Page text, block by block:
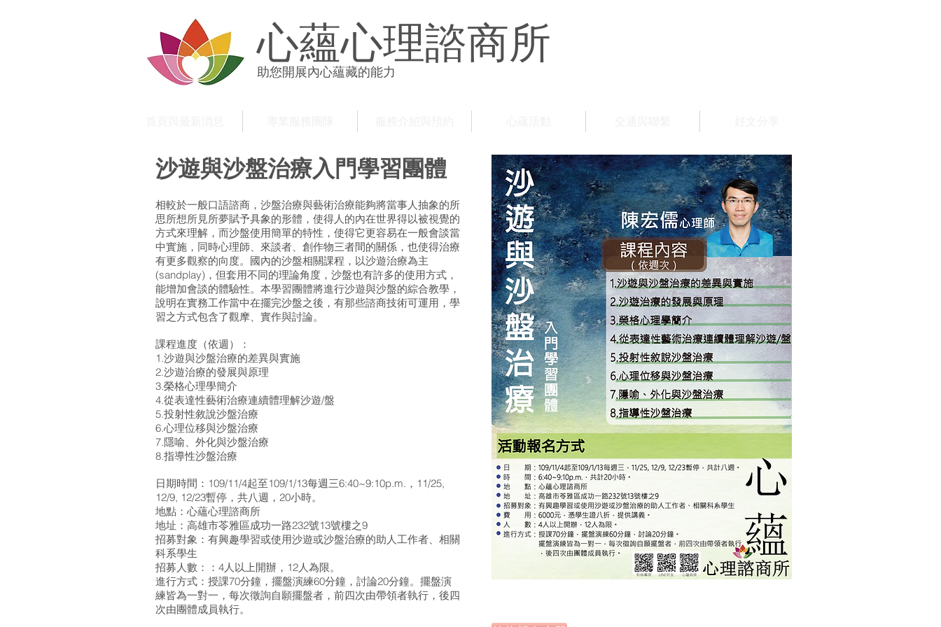
心蘊心理諮商所
助您開展內心蘊藏的能力
沙遊與沙盤治療入門學習團體
相較於一般口語諮商，沙盤治療與藝術治療能夠將當事人抽象的所
思所想所見所夢賦予具象的形體，使得人的內在世界得以被視覺的
方式來理解，而沙盤使用簡單的特性，使得它更容易在一般會談當
中實施，同時心理師、來談者、創作物三者間的關係，也使得治療
有更多觀察的向度。國內的沙盤相關課程，以沙遊治療為主
(sandplay)，但套用不同的理論角度，沙盤也有許多的使用方式，
能增加會談的體驗性。本學習團體將進行沙遊與沙盤的綜合教學，
說明在實務工作當中在擺完沙盤之後，有那些諮商技術可運用，學
習之方式包含了觀摩、實作與討論。
課程進度（依週）：
1.沙遊與沙盤治療的差異與實施
2.沙遊治療的發展與原理
3.榮格心理學簡介
4.從表達性藝術治療連續體理解沙遊/盤
5.投射性敘說沙盤治療
6.心理位移與沙盤治療
7.隱喻、外化與沙盤治療
8.指導性沙盤治療
日期時間：109/11/4起至109/1/13每週三6:40~9:10p.m.，11/25,
12/9, 12/23暫停，共八週，20小時。
地點：心蘊心理諮商所
地址：高雄市苓雅區成功一路232號13號樓之9
招募對象：有興趣學習或使用沙遊或沙盤治療的助人工作者、相關
科系學生
招募人數：：4人以上開辦，12人為限。
進行方式：授課70分鐘，擺盤演練60分鐘，討論20分鐘。擺盤演
練皆為一對一，每次徵詢自願擺盤者，前四次由帶領者執行，後四
次由團體成員執行。